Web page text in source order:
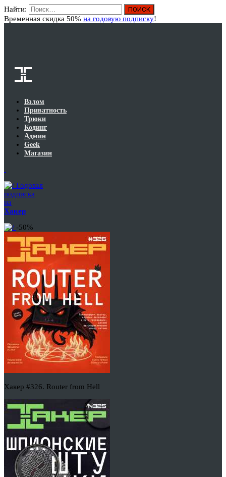
Найти:
Временная скидка 50% на годовую подписку!
Взлом
Приватность
Трюки
Кодинг
Админ
Geek
Магазин
Годовая
подписка
на
Хакер
-50%
Хакер #326. Router from Hell